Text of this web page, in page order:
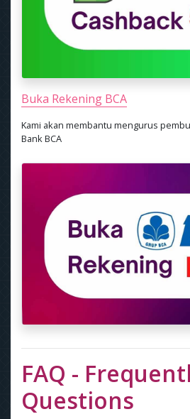
Buka Rekening BCA
Kami akan membantu mengurus
Bank BCA
FAQ -
Questions